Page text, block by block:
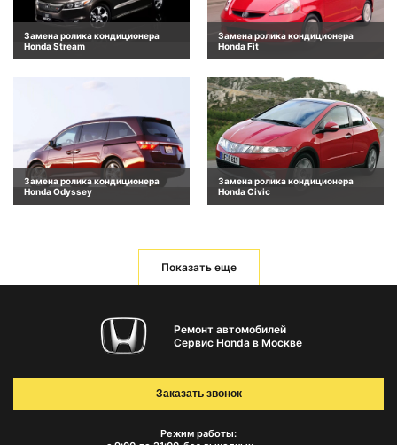
Замена ролика кондиционера
Honda Stream
Замена ролика кондиционера
Honda Fit
Замена ролика кондиционера
Honda Odyssey
Замена ролика кондиционера
Honda Civic
Показать еще
Ремонт автомобилей
Сервис Honda в Москве
Режим работы:
Заказать звонок